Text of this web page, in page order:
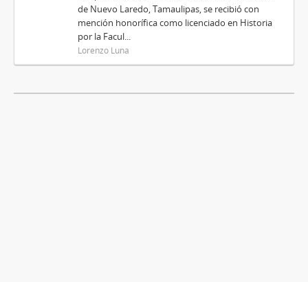
de Nuevo Laredo, Tamaulipas, se recibió con
mención honorífica como licenciado en Historia
por la Facul...
Lorenzo Luna